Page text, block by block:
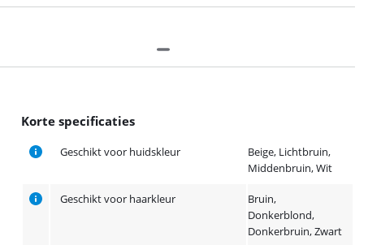
Korte specificaties
Geschikt voor huidskleur
Beige, Lichtbruin,
Middenbruin, Wit
Geschikt voor haarkleur
Bruin,
Donkerblond,
Donkerbruin, Zwart